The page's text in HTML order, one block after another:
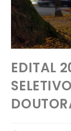
EDITAL